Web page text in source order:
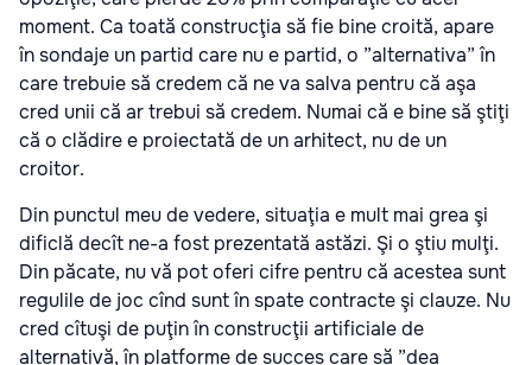
moment. Ca toată construcţia să fie bine croită, apare
în sondaje un partid care nu e partid, o ”alternativa” în
care trebuie să credem că ne va salva pentru că aşa
cred unii că ar trebui să credem. Numai că e bine să ştiţi
că o clădire e proiectată de un arhitect, nu de un
croitor.
Din punctul meu de vedere, situaţia e mult mai grea şi
dificlă decît ne-a fost prezentată astăzi. Şi o ştiu mulţi.
Din păcate, nu vă pot oferi cifre pentru că acestea sunt
regulile de joc cînd sunt în spate contracte şi clauze. Nu
cred cîtuşi de puţin în construcţii artificiale de
alternativă, în platforme de succes care să ”dea